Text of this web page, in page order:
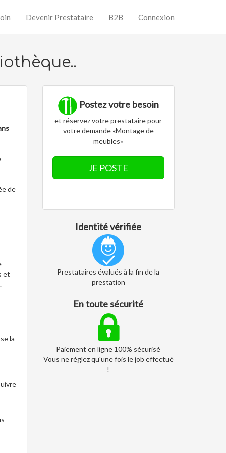
Devenir Prestataire B2B Connexion
de
et
la
Postez votre besoin
et réservez votre prestataire pour
votre demande «Montage de
meubles»
JE POSTE
Identité vérifiée
Prestataires évalués à la fin de la
prestation
En toute sécurité
Paiement en ligne 100% sécurisé
Vous ne réglez qu'une fois le job effectué
!